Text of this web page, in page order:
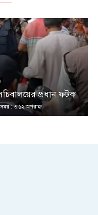
প্রধান ফটক
: ৩:১২ অপরাহ্ণ